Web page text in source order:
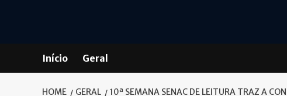
Início Geral
HOME GERAL 10ª SEMANA SENAC DE LEITURA TRAZ A